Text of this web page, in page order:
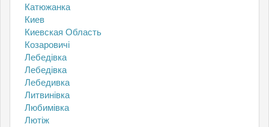
Катюжанка
Киев
Киевская Область
Козаровичі
Лебедівка
Лебедівка
Лебедивка
Литвинівка
Любимівка
Лютіж